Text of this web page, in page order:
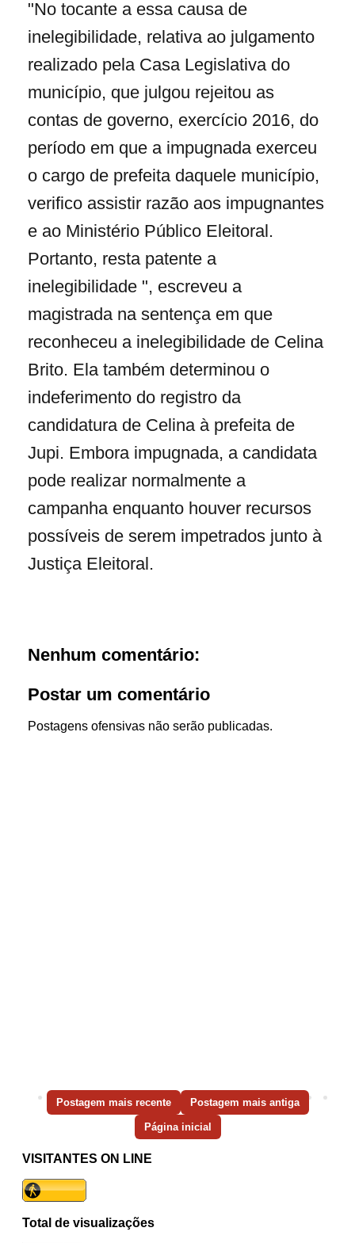
"No tocante a essa causa de
inelegibilidade, relativa ao julgamento
realizado pela Casa Legislativa do
município, que julgou rejeitou as
contas de governo, exercício 2016, do
período em que a impugnada exerceu
o cargo de prefeita daquele município,
verifico assistir razão aos impugnantes
e ao Ministério Público Eleitoral.
Portanto, resta patente a
inelegibilidade ", escreveu a
magistrada na sentença em que
reconheceu a inelegibilidade de Celina
Brito. Ela também determinou o
indeferimento do registro da
candidatura de Celina à prefeita de
Jupi. Embora impugnada, a candidata
pode realizar normalmente a
campanha enquanto houver recursos
possíveis de serem impetrados junto à
Justiça Eleitoral.
Nenhum comentário:
Postar um comentário
Postagens ofensivas não serão publicadas.
Postagem mais recente Postagem mais antiga
Página inicial
VISITANTES ON LINE
Total de visualizações